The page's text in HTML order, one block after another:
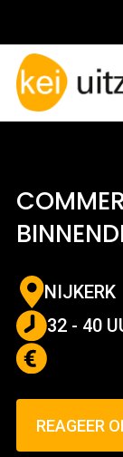
NIJKERK
32 - 40
REAGEER